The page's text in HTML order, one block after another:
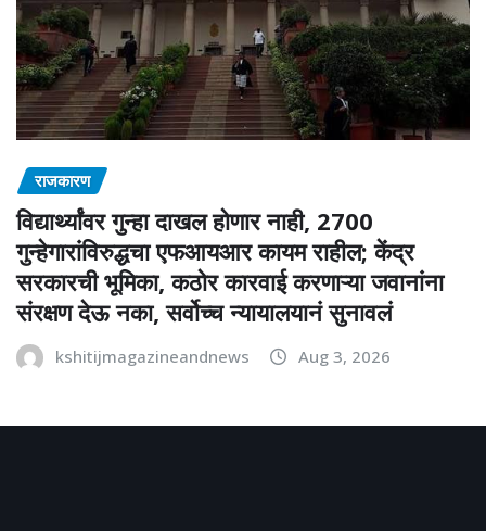
राजकारण
विद्यार्थ्यांवर गुन्हा दाखल होणार नाही, 2700
गुन्हेगारांविरुद्धचा एफआयआर कायम राहील; केंद्र
सरकारची भूमिका, कठोर कारवाई करणाऱ्या जवानांना
संरक्षण देऊ नका, सर्वोच्च न्यायालयानं सुनावलं
kshitijmagazineandnews Aug 3, 2026